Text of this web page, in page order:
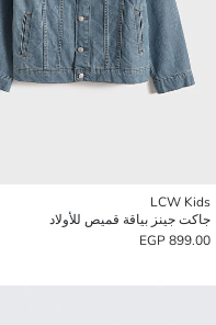
LCW Kids
جاكت جينز بياقة قميص للأولاد
899.00 EGP